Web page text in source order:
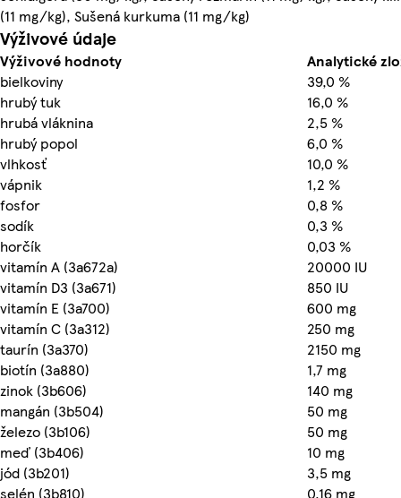
(11 mg/kg), Sušená kurkuma (11 mg/kg)
Výživové údaje
Výživové hodnoty
Analytické
bielkoviny
39,0 %
hrubý tuk
16,0 %
hrubá vláknina
2,5 %
hrubý popol
6,0 %
vlhkosť
10,0 %
vápnik
1,2 %
fosfor
0,8 %
sodík
0,3 %
horčík
0,03 %
vitamín A (3a672a)
20000 IU
vitamín D3 (3a671)
850 IU
vitamín E (3a700)
600 mg
vitamín C (3a312)
250 mg
taurín (3a370)
2150 mg
biotín (3a880)
1,7 mg
zinok (3b606)
140 mg
mangán (3b504)
50 mg
železo (3b106)
50 mg
meď (3b406)
10 mg
jód (3b201)
3,5 mg
selén (3b810)
0,16 mg